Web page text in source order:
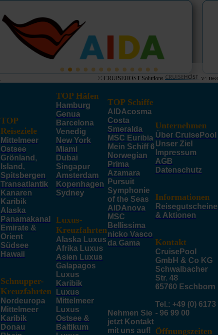
© CRUISEHOST Solutions V4.1663
TOP
Reiseziele
Mittelmeer
Ostsee
Grönland,
Island,
Spitsbergen
Transatlantik
Kanaren
Karibik
Alaska
Panamakanal
Emirate &
Orient
Südsee
Hawaii
Schnupper-
Kreuzfahrten
Nordeuropa
Mittelmeer
Karibik
Donau
TOP Häfen
Hamburg
Genua
Barcelona
Venedig
New York
Miami
Dubai
Singapur
Amsterdam
Kopenhagen
Sydney
Luxus-
Kreuzfahrten
Alaska Luxus
Afrika Luxus
Asien Luxus
Galapagos
Luxus
Karibik
Luxus
Mittelmeer
Luxus
Ostsee &
Baltikum
TOP Schiffe
AIDAcosma
Costa
Smeralda
MSC Euribia
Mein Schiff 6
Norwegian
Prima
Azamara
Pursuit
Symphonie
of the Seas
AIDAnova
MSC
Bellissima
nicko Vasco
da Gama
Nehmen Sie
jetzt Kontakt
mit uns auf!
Unternehmen
Über CruisePool
Unser Ziel
Impressum
AGB
Datenschutz
Informationen
Reisegutscheine
& Aktionen
Kontakt
CruisePool
GmbH & Co KG
Schwalbacher
Str. 48
65760 Eschborn
Tel.: +49 (0) 6173
- 96 99 00
Öffnungszeiten